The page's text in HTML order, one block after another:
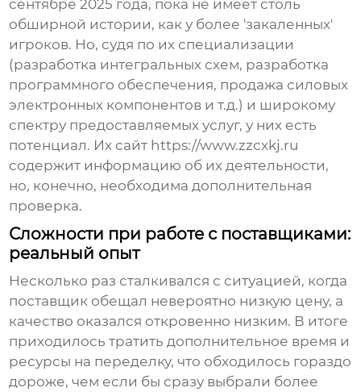
сентябре 2025 года, пока не имеет столь
обширной истории, как у более 'закаленных'
игроков. Но, судя по их специализации
(разработка интегральных схем, разработка
программного обеспечения, продажа силовых
электронных компонентов и т.д.) и широкому
спектру предоставляемых услуг, у них есть
потенциал. Их сайт https://www.zzcxkj.ru
содержит информацию об их деятельности,
но, конечно, необходима дополнительная
проверка.
Сложности при работе с поставщиками:
реальный опыт
Несколько раз сталкивался с ситуацией, когда
поставщик обещал невероятно низкую цену, а
качество оказался откровенно низким. В итоге
приходилось тратить дополнительное время и
ресурсы на переделку, что обходилось гораздо
дороже, чем если бы сразу выбрали более